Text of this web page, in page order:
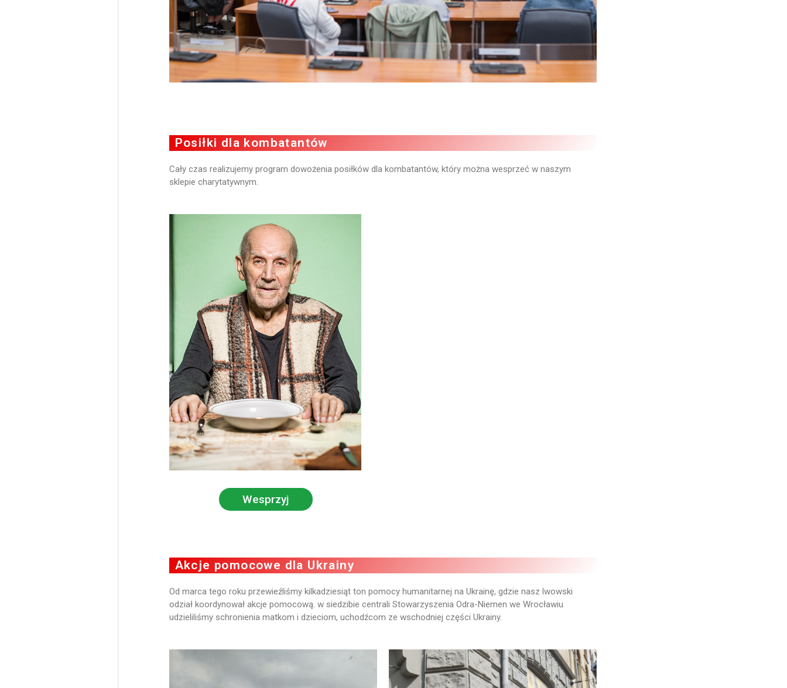
Posiłki dla kombatantów
Cały czas realizujemy program dowożenia posiłków dla kombatantów, który można wesprzeć w naszym
sklepie charytatywnym.
Wesprzyj
Akcje pomocowe dla Ukrainy
Od marca tego roku przewieźliśmy kilkadziesiąt ton pomocy humanitarnej na Ukrainę, gdzie nasz lwowski
odział koordynował akcje pomocową. w siedzibie centrali Stowarzyszenia Odra-Niemen we Wrocławiu
udzieliliśmy schronienia matkom i dzieciom, uchodźcom ze wschodniej części Ukrainy.